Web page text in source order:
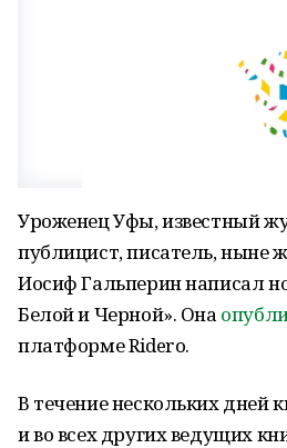
Уроженец Уфы, известный
публицист, писатель, ныне
Иосиф Гальперин написал
Белой и Черной». Она
платформе Ridero.
В течение нескольких дней
и во всех других ведущих